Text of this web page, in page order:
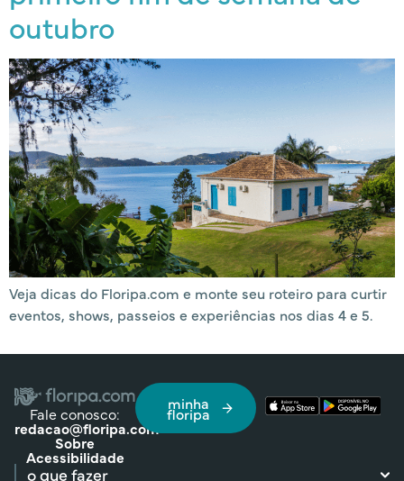
outubro
Veja dicas do Floripa.com e monte seu roteiro para curtir
eventos, shows, passeios e experiências nos dias 4 e 5.
Fale conosco:
redacao@floripa.com
Sobre
Acessibilidade
minha
floripa
o que fazer